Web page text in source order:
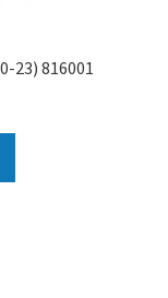
23) 816001